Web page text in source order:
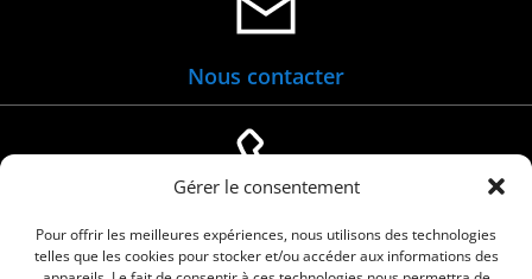
Gérer le consentement
Pour offrir les meilleures expériences, nous utilisons des technologies
telles que les cookies pour stocker et/ou accéder aux informations des
Nous contacter
04 66 88 01 05